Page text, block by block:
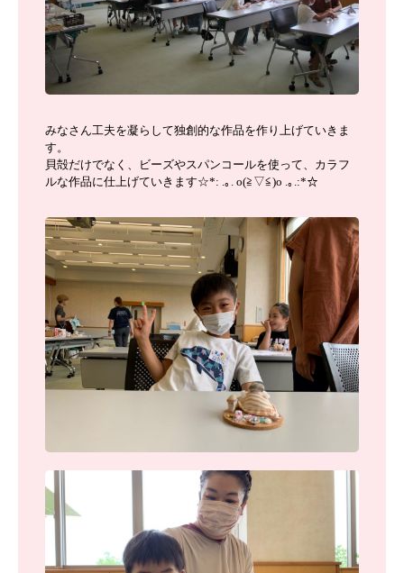
みなさん工夫を凝らして独創的な作品を作り上げていきま
す。
貝殻だけでなく、ビーズやスパンコールを使って、カラフ
ルな作品に仕上げていきます☆*: .｡. o(≧▽≦)o .｡.:*☆